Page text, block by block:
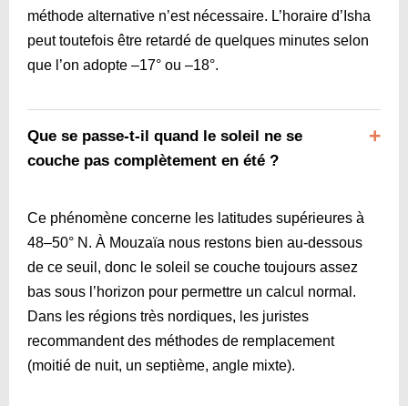
méthode alternative n’est nécessaire. L’horaire d’Isha
peut toutefois être retardé de quelques minutes selon
que l’on adopte –17° ou –18°.
Que se passe-t-il quand le soleil ne se
couche pas complètement en été ?
Ce phénomène concerne les latitudes supérieures à
48–50° N. À Mouzaïa nous restons bien au-dessous
de ce seuil, donc le soleil se couche toujours assez
bas sous l’horizon pour permettre un calcul normal.
Dans les régions très nordiques, les juristes
recommandent des méthodes de remplacement
(moitié de nuit, un septième, angle mixte).